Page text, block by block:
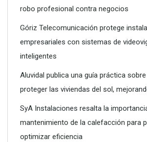
robo profesional contra negocios
Góriz Telecomunicación protege
empresariales con sistemas de
inteligentes
Aluvidal publica una guía práctica
proteger las viviendas del sol,
SyA Instalaciones resalta la
mantenimiento de la calefacción para
optimizar eficiencia